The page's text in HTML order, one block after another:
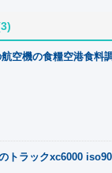
空機の食糧空港食料
トラックxc6000